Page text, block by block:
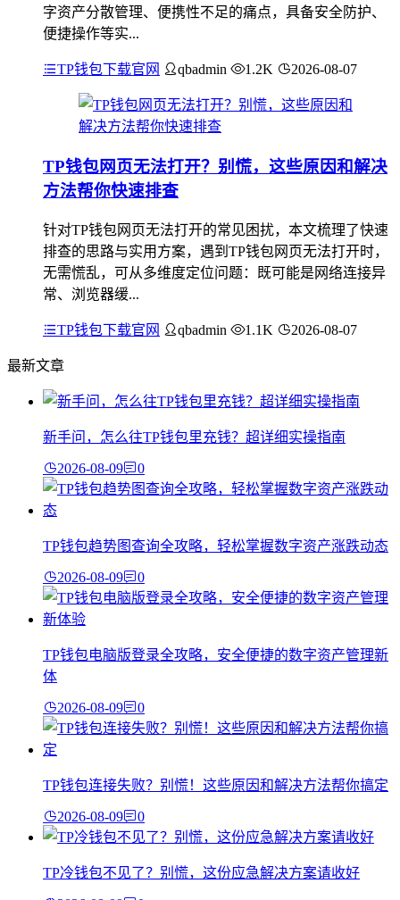
字资产分散管理、便携性不足的痛点，具备安全防护、
便捷操作等实...
TP钱包下载官网 qbadmin 1.2K 2026-08-07
TP钱包网页无法打开？别慌，这些原因和解决
方法帮你快速排查
针对TP钱包网页无法打开的常见困扰，本文梳理了快速
排查的思路与实用方案，遇到TP钱包网页无法打开时，
无需慌乱，可从多维度定位问题：既可能是网络连接异
常、浏览器缓...
TP钱包下载官网 qbadmin 1.1K 2026-08-07
最新文章
新手问，怎么往TP钱包里充钱？超详细实操指南
2026-08-09 0
TP钱包趋势图查询全攻略，轻松掌握数字资产涨跌动态
2026-08-09 0
TP钱包电脑版登录全攻略，安全便捷的数字资产管理新
体
2026-08-09 0
TP钱包连接失败？别慌！这些原因和解决方法帮你搞定
2026-08-09 0
TP冷钱包不见了？别慌，这份应急解决方案请收好